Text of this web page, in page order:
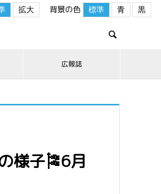
拡大 背景の色 標準 青 黒

広報誌
様子🎏6月